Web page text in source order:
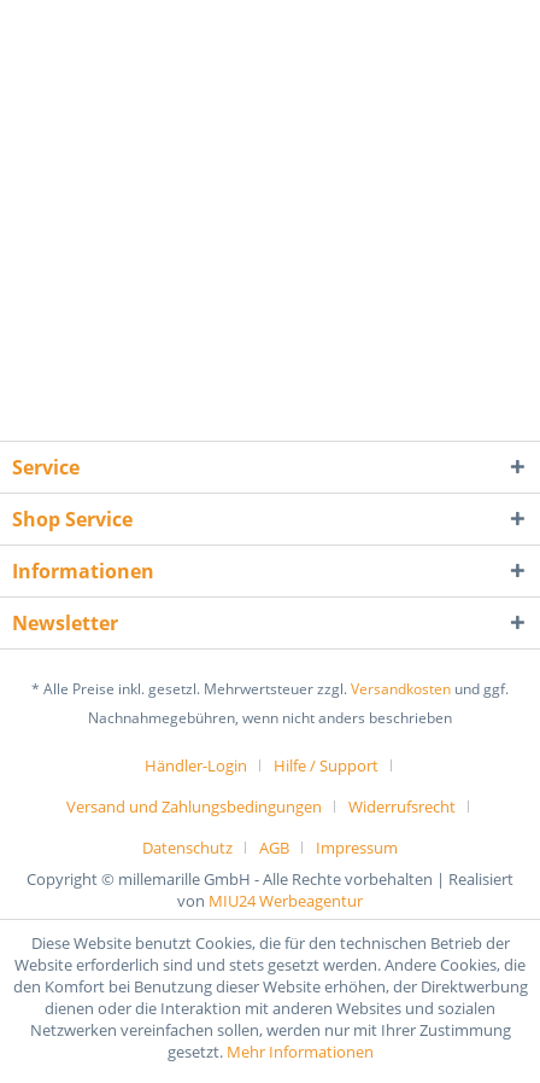
Service
Shop Service
Informationen
Newsletter
* Alle Preise inkl. gesetzl. Mehrwertsteuer zzgl.Versandkosten und ggf.
Nachnahmegebühren, wenn nicht anders beschrieben
Händler-Login
Hilfe / Support
Versand und Zahlungsbedingungen
Widerrufsrecht
Datenschutz
AGB
Impressum
Copyright © millemarille GmbH - Alle Rechte vorbehalten | Realisiert
von MIU24 Werbeagentur
Diese Website benutzt Cookies, die für den technischen Betrieb der
Website erforderlich sind und stets gesetzt werden. Andere Cookies, die
den Komfort bei Benutzung dieser Website erhöhen, der Direktwerbung
dienen oder die Interaktion mit anderen Websites und sozialen
Netzwerken vereinfachen sollen, werden nur mit Ihrer Zustimmung
gesetzt. Mehr Informationen